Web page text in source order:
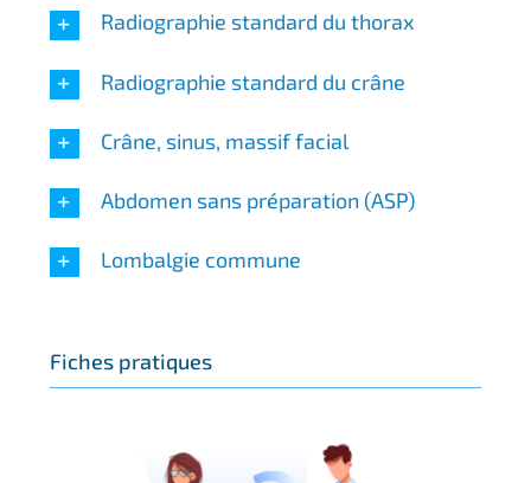
Radiographie standard du thorax
Radiographie standard du crâne
Crâne, sinus, massif facial
Abdomen sans préparation (ASP)
Lombalgie commune
Fiches pratiques